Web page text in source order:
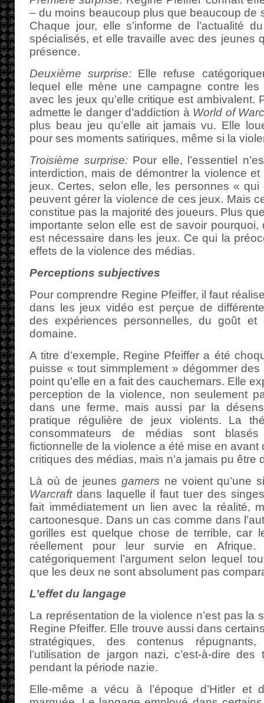
– du moins beaucoup plus que beaucoup de
Chaque jour, elle s’informe de l’actualité
spécialisés, et elle travaille avec des jeunes
présence.
Deuxième surprise: Elle refuse
lequel elle mène une campagne contre
avec les jeux qu’elle critique est ambivalent.
admette le danger d’addiction à World of
plus beau jeu qu’elle ait jamais vu. Elle
pour ses moments satiriques, même si la
Troisième surprise:Pour elle, l’essentiel
interdiction, mais de démontrer la violence et
jeux. Certes, selon elle, les personnes «
peuvent gérer la violence de ces jeux. Mais
constitue pas la majorité des joueurs. Plus
importante selon elle est de savoir
est nécessaire dans les jeux. Ce qui la
effets de la violence des médias.
Perceptions subjectives
Pour comprendre Regine Pfeiffer, il faut
dans les jeux vidéo est perçue de
des expériences personnelles, du goût
domaine.
A titre d’exemple, Regine Pfeiffer a été
puisse « tout simmplement » dégommer
point qu’elle en a fait des cauchemars. Elle
perception de la violence, non seulement
dans une ferme, mais aussi par la
pratique régulière de jeux violents. La
consommateurs de médias sont
fictionnelle de la violence a été mise en
critiques des médias, mais n’a jamais pu être
Là où de jeunes gamers ne voient qu’une
Warcraftdans laquelle il faut tuer des
fait immédiatement un lien avec la réalité,
cartoonesque. Dans un cas comme dans
gorilles est quelque chose de terrible, car
réellement pour leur survie en Afrique.
catégoriquement l’argument selon lequel
que les deux ne sont absolument pas
L’effet du langage
La représentation de la violence n’est pas la
Regine Pfeiffer. Elle trouve aussi dans
stratégiques, des contenus
l’utilisation de jargon nazi, c’est-à-dire
pendant la période nazie.
Elle-même a vécu à l’époque d’Hitler